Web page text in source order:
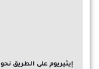
إيثيريوم على الطريق نحو